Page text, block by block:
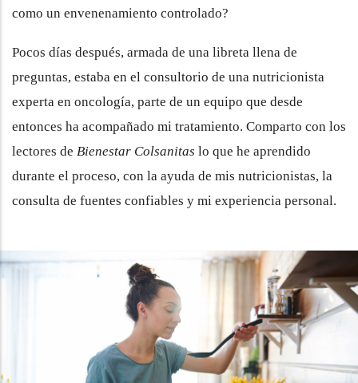
como un envenenamiento controlado?
Pocos días después, armada de una libreta llena de
preguntas, estaba en el consultorio de una nutricionista
experta en oncología, parte de un equipo que desde
entonces ha acompañado mi tratamiento. Comparto con los
lectores de Bienestar Colsanitas lo que he aprendido
durante el proceso, con la ayuda de mis nutricionistas, la
consulta de fuentes confiables y mi experiencia personal.